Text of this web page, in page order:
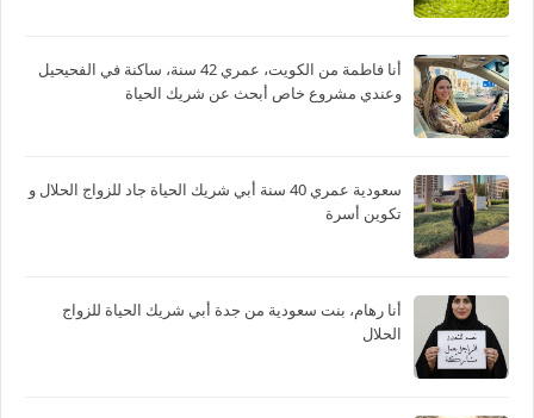
أنا فاطمة من الكويت، عمري 42 سنة، ساكنة في الفحيحيل
وعندي مشروع خاص أبحث عن شريك الحياة
سعودية عمري 40 سنة أبي شريك الحياة جاد للزواج الحلال و
تكوين أسرة
أنا رهام، بنت سعودية من جدة أبي شريك الحياة للزواج
الحلال